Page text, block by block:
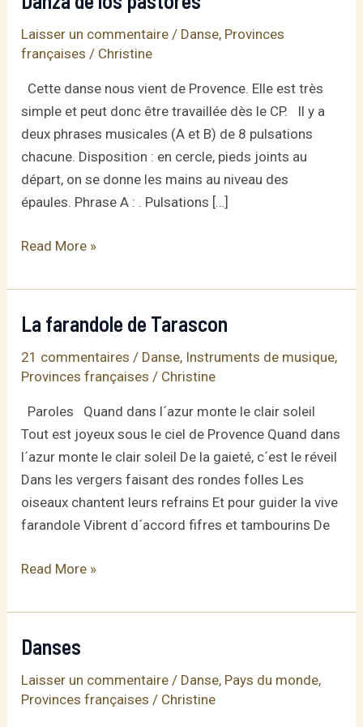
Laisser un commentaire / Danse, Provinces
françaises / Christine
Cette danse nous vient de Provence. Elle est très
simple et peut donc être travaillée dès le CP. Il y a
deux phrases musicales (A et B) de 8 pulsations
chacune. Disposition : en cercle, pieds joints au
départ, on se donne les mains au niveau des
épaules. Phrase A : . Pulsations […]
Danza
los
pastores
Read More »
La farandole de Tarascon
21 commentaires / Danse, Instruments de musique,
Provinces françaises / Christine
Paroles Quand dans l´azur monte le clair soleil
Tout est joyeux sous le ciel de Provence Quand dans
l´azur monte le clair soleil De la gaieté, c´est le réveil
Dans les vergers faisant des rondes folles Les
oiseaux chantent leurs refrains Et pour guider la vive
farandole Vibrent d´accord fifres et tambourins De
La
de
Tarascon
Read More »
Danses
Laisser un commentaire / Danse, Pays du monde,
Provinces françaises / Christine